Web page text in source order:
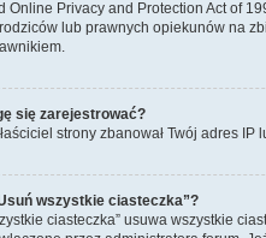
Online Privacy and Protection Act of
lub prawnych opiekunów na
się zarejestrować?
strony zbanował Twój adres
wszystkie ciasteczka”?
ciasteczka” usuwa wszystkie